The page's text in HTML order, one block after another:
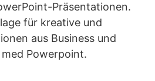
Präsentationen.
für kreative und
aus Business und
Powerpoint.